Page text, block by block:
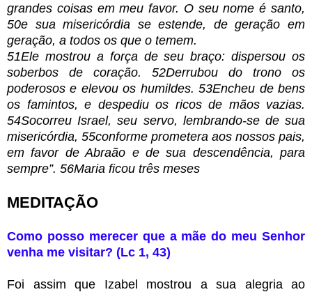
grandes coisas em meu favor. O seu nome é santo,
50e sua misericórdia se estende, de geração em
geração, a todos os que o temem.
51Ele mostrou a força de seu braço: dispersou os
soberbos de coração. 52Derrubou do trono os
poderosos e elevou os humildes. 53Encheu de bens
os famintos, e despediu os ricos de mãos vazias.
54Socorreu Israel, seu servo, lembrando-se de sua
misericórdia, 55conforme prometera aos nossos pais,
em favor de Abraão e de sua descendência, para
sempre”. 56Maria ficou três meses
MEDITAÇÃO
Como posso merecer que a mãe do meu Senhor
venha me visitar? (Lc 1, 43)
Foi assim que Izabel mostrou a sua alegria ao